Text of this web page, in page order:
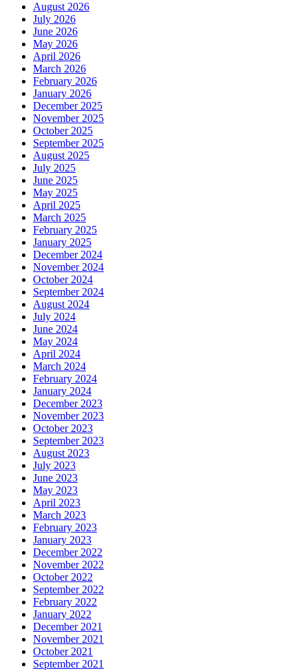
August 2026
July 2026
June 2026
May 2026
April 2026
March 2026
February 2026
January 2026
December 2025
November 2025
October 2025
September 2025
August 2025
July 2025
June 2025
May 2025
April 2025
March 2025
February 2025
January 2025
December 2024
November 2024
October 2024
September 2024
August 2024
July 2024
June 2024
May 2024
April 2024
March 2024
February 2024
January 2024
December 2023
November 2023
October 2023
September 2023
August 2023
July 2023
June 2023
May 2023
April 2023
March 2023
February 2023
January 2023
December 2022
November 2022
October 2022
September 2022
February 2022
January 2022
December 2021
November 2021
October 2021
September 2021